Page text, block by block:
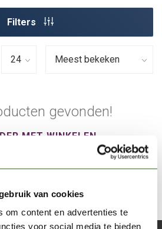
van cookies
om content en advertenties te
voor social media te bieden
Filters
gevonden!
MET WINKELEN